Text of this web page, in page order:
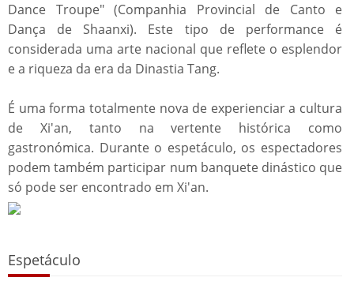
Dance Troupe" (Companhia Provincial de Canto e
Dança de Shaanxi). Este tipo de performance é
considerada uma arte nacional que reflete o esplendor
e a riqueza da era da Dinastia Tang.
É uma forma totalmente nova de experienciar a cultura
de Xi'an, tanto na vertente histórica como
gastronómica. Durante o espetáculo, os espectadores
podem também participar num banquete dinástico que
só pode ser encontrado em Xi'an.
Espetáculo